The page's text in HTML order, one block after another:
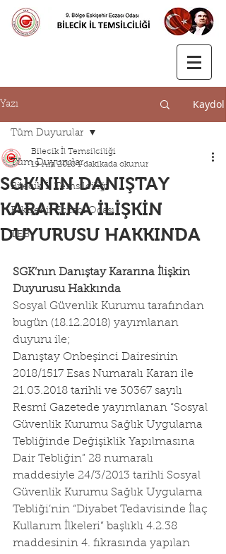
Yazı Kaydol
Tüm Duyurular
Bilecik İl Temsilciliği
Eskişehir Eczacı Odası
TEB
Tüm Duyurular
SGK’NIN DANIŞTAY
KARARINA İLİŞKİN
DUYURUSU HAKKINDA
Bilecik İl Temsilciliği
19 Ara 2018 1 dakikada okunur
SGK’nın Danıştay Kararına İlişkin
Duyurusu Hakkında
Sosyal Güvenlik Kurumu tarafından
bugün (18.12.2018) yayımlanan
duyuru ile;
Danıştay Onbeşinci Dairesinin
2018/1517 Esas Numaralı Kararı ile
21.03.2018 tarihli ve 30367 sayılı
Resmî Gazetede yayımlanan “Sosyal
Güvenlik Kurumu Sağlık Uygulama
Tebliğinde Değişiklik Yapılmasına
Dair Tebliğin” 28 numaralı
maddesiyle 24/3/2013 tarihli Sosyal
Güvenlik Kurumu Sağlık Uygulama
Tebliği’nin “Diyabet Tedavisinde İlaç
Kullanım İlkeleri” başlıklı 4.2.38
maddesinin 4. fıkrasında yapılan